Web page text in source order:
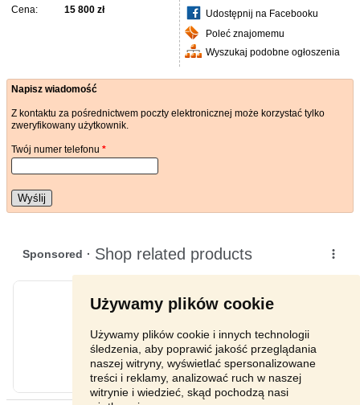
Używamy plików cookie
Używamy plików cookie i innych technologii
śledzenia, aby poprawić jakość przeglądania
naszej witryny, wyświetlać spersonalizowane
treści i reklamy, analizować ruch w naszej
witrynie i wiedzieć, skąd pochodzą nasi
Cena: 15 800 zł
Udostępnij na Facebooku
Poleć znajomemu
Wyszukaj podobne ogłoszenia
Napisz wiadomość
Z kontaktu za pośrednictwem poczty elektronicznej może korzystać tylko
zweryfikowany użytkownik.
Twój numer telefonu *
Wyślij